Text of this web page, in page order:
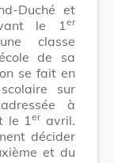
Duché et
le 1 er
classe
de sa
se fait en
sur
à
le 1eravril.
décider
et du